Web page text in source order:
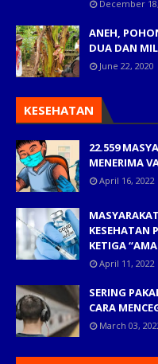
December
ANEH,
DUA DAN
June 22, 2020
KESEHATAN
22.559
MENERIMA
April 16, 2022
KESEHATAN
KETIGA
April 11, 2022
SERING
CARA
March 03,